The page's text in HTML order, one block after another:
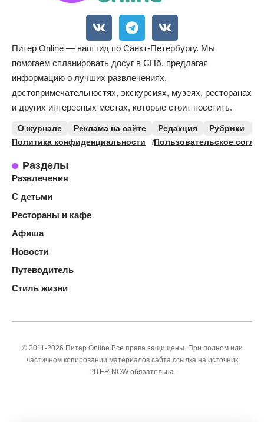
Питер Online — ваш гид по Санкт-Петербургу. Мы
помогаем спланировать досуг в СПб, предлагая
информацию о лучших развлечениях,
достопримечательностях, экскурсиях, музеях, ресторанах
и других интересных местах, которые стоит посетить.
О журнале Реклама на сайте Редакция Рубрики
Политика конфиденциальности
Пользовательское
Разделы
Развлечения
С детьми
Рестораны и кафе
Афиша
Новости
Путеводитель
Стиль жизни
© 2011-2026 Питер Online Все права защищены. При полном или
частичном копировании материалов сайта ссылка на источник
PITER.NOW обязательна.